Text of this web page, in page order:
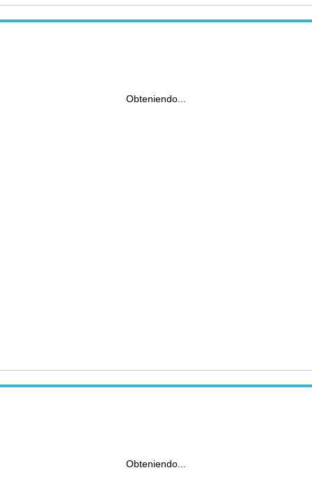
Obteniendo...
Obteniendo...